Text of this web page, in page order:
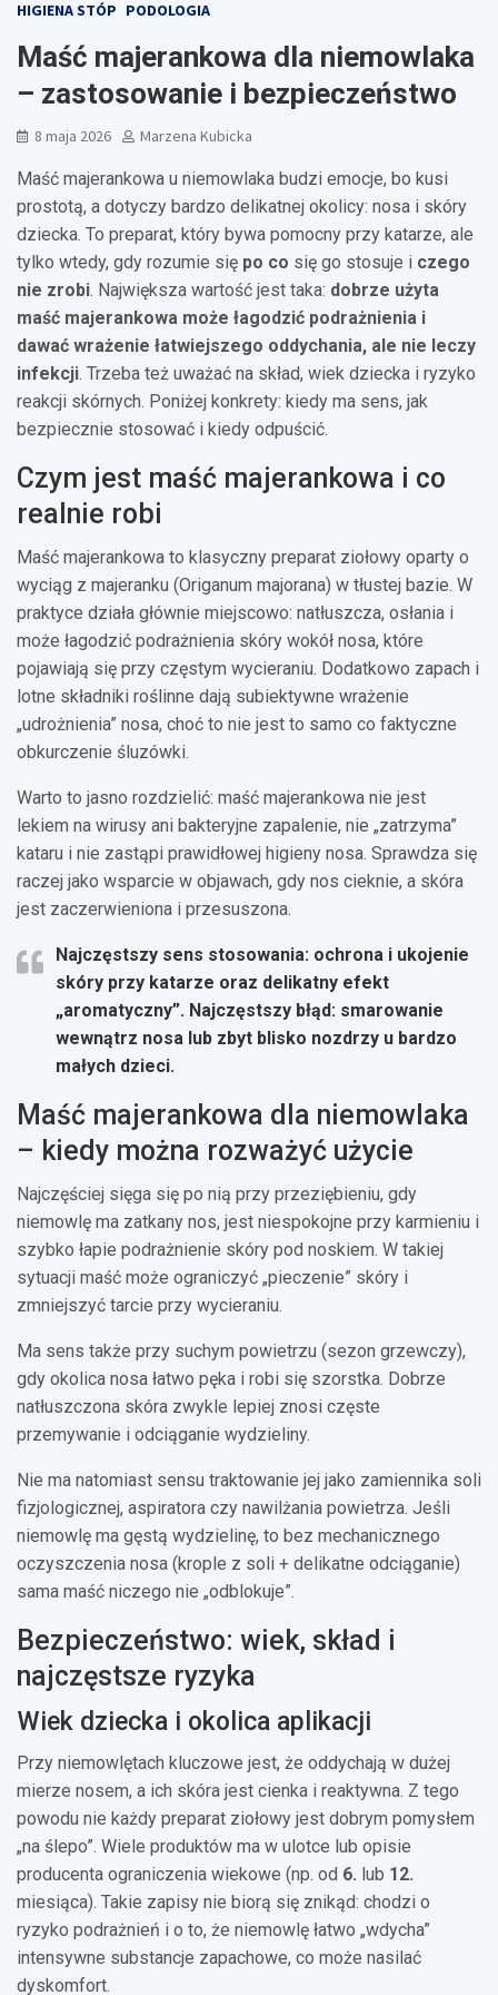
HIGIENA STÓP PODOLOGIA
Maść majerankowa dla niemowlaka
– zastosowanie i bezpieczeństwo
8 maja 2026 Marzena Kubicka
Maść majerankowa u niemowlaka budzi emocje, bo kusi
prostotą, a dotyczy bardzo delikatnej okolicy: nosa i skóry
dziecka. To preparat, który bywa pomocny przy katarze, ale
tylko wtedy, gdy rozumie się po co się go stosuje i czego
nie zrobi. Największa wartość jest taka: dobrze użyta
maść majerankowa może łagodzić podrażnienia i
dawać wrażenie łatwiejszego oddychania, ale nie leczy
infekcji. Trzeba też uważać na skład, wiek dziecka i ryzyko
reakcji skórnych. Poniżej konkrety: kiedy ma sens, jak
bezpiecznie stosować i kiedy odpuścić.
Czym jest maść majerankowa i co
realnie robi
Maść majerankowa to klasyczny preparat ziołowy oparty o
wyciąg z majeranku (Origanum majorana) w tłustej bazie. W
praktyce działa głównie miejscowo: natłuszcza, osłania i
może łagodzić podrażnienia skóry wokół nosa, które
pojawiają się przy częstym wycieraniu. Dodatkowo zapach i
lotne składniki roślinne dają subiektywne wrażenie
„udrożnienia” nosa, choć to nie jest to samo co faktyczne
obkurczenie śluzówki.
Warto to jasno rozdzielić: maść majerankowa nie jest
lekiem na wirusy ani bakteryjne zapalenie, nie „zatrzyma”
kataru i nie zastąpi prawidłowej higieny nosa. Sprawdza się
raczej jako wsparcie w objawach, gdy nos cieknie, a skóra
jest zaczerwieniona i przesuszona.
Najczęstszy sens stosowania: ochrona i ukojenie
skóry przy katarze oraz delikatny efekt
„aromatyczny”. Najczęstszy błąd: smarowanie
wewnątrz nosa lub zbyt blisko nozdrzy u bardzo
małych dzieci.
Maść majerankowa dla niemowlaka
– kiedy można rozważyć użycie
Najczęściej sięga się po nią przy przeziębieniu, gdy
niemowlę ma zatkany nos, jest niespokojne przy karmieniu i
szybko łapie podrażnienie skóry pod noskiem. W takiej
sytuacji maść może ograniczyć „pieczenie” skóry i
zmniejszyć tarcie przy wycieraniu.
Ma sens także przy suchym powietrzu (sezon grzewczy),
gdy okolica nosa łatwo pęka i robi się szorstka. Dobrze
natłuszczona skóra zwykle lepiej znosi częste
przemywanie i odciąganie wydzieliny.
Nie ma natomiast sensu traktowanie jej jako zamiennika soli
fizjologicznej, aspiratora czy nawilżania powietrza. Jeśli
niemowlę ma gęstą wydzielinę, to bez mechanicznego
oczyszczenia nosa (krople z soli + delikatne odciąganie)
sama maść niczego nie „odblokuje”.
Bezpieczeństwo: wiek, skład i
najczęstsze ryzyka
Wiek dziecka i okolica aplikacji
Przy niemowlętach kluczowe jest, że oddychają w dużej
mierze nosem, a ich skóra jest cienka i reaktywna. Z tego
powodu nie każdy preparat ziołowy jest dobrym pomysłem
„na ślepo”. Wiele produktów ma w ulotce lub opisie
producenta ograniczenia wiekowe (np. od 6. lub 12.
miesiąca). Takie zapisy nie biorą się znikąd: chodzi o
ryzyko podrażnień i o to, że niemowlę łatwo „wdycha”
intensywne substancje zapachowe, co może nasilać
dyskomfort.